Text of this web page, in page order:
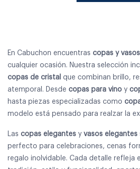
En Cabuchon encuentras copas y vasos
cualquier ocasión. Nuestra selección
copas de cristal que combinan brillo,
atemporal. Desde copas para vino y
hasta piezas especializadas como
modelo está pensado para realzar la
Las copas elegantes y vasos elegantes
perfecto para celebraciones, cenas
regalo inolvidable. Cada detalle refleja